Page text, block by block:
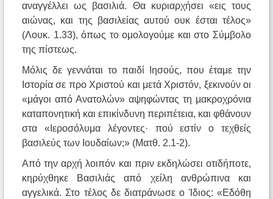
αναγγέλλει ως βασιλιά. Θα κυριαρχήσει «εις τους
αιώνας, και της βασιλείας αυτού ουκ έσται τέλος»
(Λουκ. 1.33), όπως το ομολογούμε και στο Σύμβολο
της πίστεως.
Μόλις δε γεννάται το παιδί Ιησούς, που έταμε την
Ιστορία σε προ Χριστού και μετά Χριστόν, ξεκινούν οι
«μάγοι από Ανατολών» αψηφώντας τη μακροχρόνια
καταπονητική και επικίνδυνη περιπέτεια, και φθάνουν
στα «Ιεροσόλυμα λέγοντες· πού εστίν ο τεχθείς
βασιλεύς των Ιουδαίων;» (Ματθ. 2.1-2).
Από την αρχή λοιπόν και πριν εκδηλώσει οτιδήποτε,
κηρύχθηκε Βασιλιάς από χείλη ανθρώπινα και
αγγελικά. Στο τέλος δε διατράνωσε ο Ίδιος: «Εδόθη